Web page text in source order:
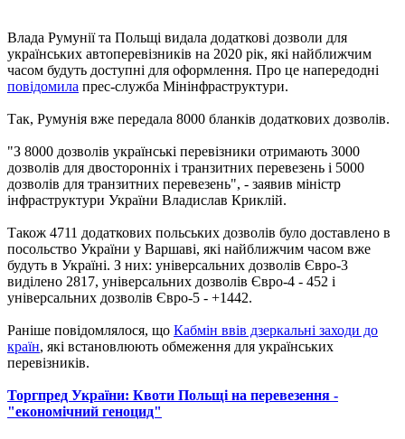
Влада Румунії та Польщі видала додаткові дозволи для
українських автоперевізників на 2020 рік, які найближчим
часом будуть доступні для оформлення. Про це напередодні
повідомила прес-служба Мінінфраструктури.
Так, Румунія вже передала 8000 бланків додаткових дозволів.
"З 8000 дозволів українські перевізники отримають 3000
дозволів для двосторонніх і транзитних перевезень і 5000
дозволів для транзитних перевезень", - заявив міністр
інфраструктури України Владислав Криклій.
Також 4711 додаткових польських дозволів було доставлено в
посольство України у Варшаві, які найближчим часом вже
будуть в Україні. З них: універсальних дозволів Євро-3
виділено 2817, універсальних дозволів Євро-4 - 452 і
універсальних дозволів Євро-5 - +1442.
Раніше повідомлялося, що Кабмін ввів дзеркальні заходи до
країн, які встановлюють обмеження для українських
перевізників.
Торгпред України: Квоти Польщі на перевезення -
"економічний геноцид"